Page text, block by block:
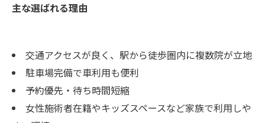
主な選ばれる理由
交通アクセスが良く、駅から徒歩圏内に複数院が立地
駐車場完備で車利用も便利
予約優先・待ち時間短縮
女性施術者在籍やキッズスペースなど家族で利用しや